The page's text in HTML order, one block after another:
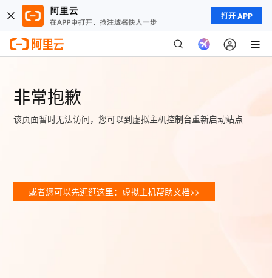
打开 APP
非常抱歉
该页面暂时无法访问，您可以到虚拟主机控制台重新启动站点
或者您可以先逛逛这里：虚拟主机帮助文档>>